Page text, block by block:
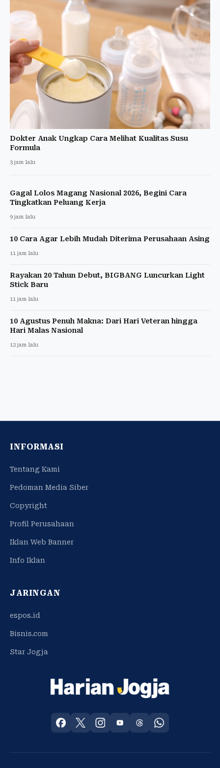
Dokter Anak Ungkap Cara Melihat Kualitas Susu
Formula
3 jam lalu
Gagal Lolos Magang Nasional 2026, Begini Cara
Tingkatkan Peluang Kerja
9 jam lalu
10 Cara Agar Lebih Mudah Diterima Perusahaan Asing
11 jam lalu
Rayakan 20 Tahun Debut, BIGBANG Luncurkan Light
Stick Baru
11 jam lalu
10 Agustus Penuh Makna: Dari Hari Veteran hingga
Hari Malas Nasional
12 jam lalu
INFORMASI
Tentang Kami
Pedoman Media Siber
Copyright
Profil Perusahaan
Iklan Web Banner
Info Iklan
JARINGAN
espos.id
Bisnis.com
Star Jogja